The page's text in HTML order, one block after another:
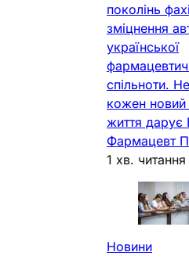
поколінь
зміцнення
української
спільноти.
кожен новий
життя дарує
Фармацевт
1 хв. читання
Новини